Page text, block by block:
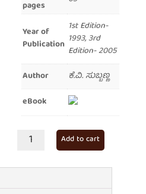
pages
Year of
Publication
1st Edition-
1993, 3rd
Edition- 2005
Author
ಕೆ.ವಿ. ಸುಬ್ಬಣ್ಣ
eBook
ವಿದಿಶೆಯ
Add to cart